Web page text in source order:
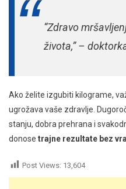
“Zdravo
života,” –
Ako želite izgubiti kilograme,
ugrožava vaše zdravlje.
stanju, dobra prehrana i
donose trajne rezultate bez
Post Views: 13,604